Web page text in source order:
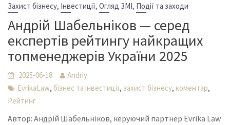
Захист бізнесу, Інвестиції,Огляд ЗМІ, Події та заходи
Андрій Шабельніков — серед
експертів рейтингу найкращих
топменеджерів України 2025
2025-06-18
Andriy
EvrikaLaw, бізнес та інвестиції, захист бізнесу,коментар,
Рейтинг
Автор: Андрій Шабельніков, керуючий партнер Evrika Law